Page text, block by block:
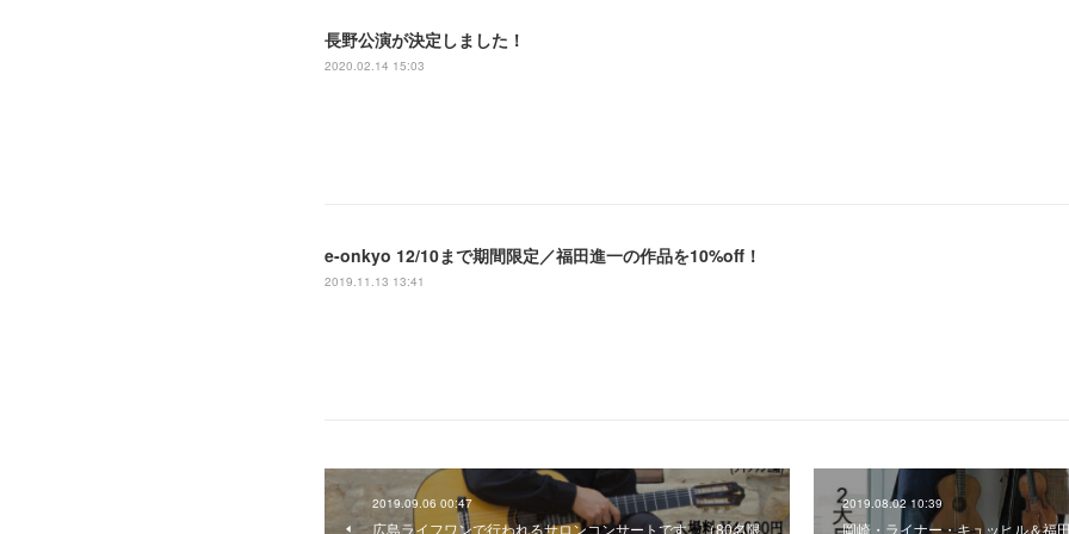
長野公演が決定しました！
2020.02.14 15:03
e-onkyo 12/10まで期間限定／福田進一の作品を10%off！
2019.11.13 13:41
2019.09.06 00:47
広島ライフワンで行われるサロンコンサートです。（80名限
2019.08.02 10:39
岡崎・ライナー・キュッヒル＆福